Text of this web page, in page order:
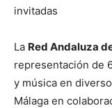
invitadas
La Red Andaluza
representación de
y música en
Málaga en